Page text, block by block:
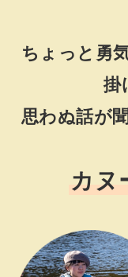
ちょっと勇
掛
思わぬ話が
カヌ